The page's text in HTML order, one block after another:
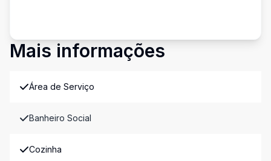
Mais informações
Área de Serviço
Banheiro Social
Cozinha